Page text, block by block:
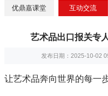
优鼎嘉课堂 互动交流
艺术品出口报关专
发布日期：2025-10-02
让艺术品奔向世界的每一